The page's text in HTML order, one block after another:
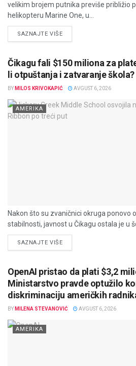
velikim brojem putnika previše približio
helikopteru Marine One, u...
SAZNAJTE VIŠEDETAILS
Čikagu fali $150 miliona za
li otpuštanja i zatvaranje škola?
BY MILOS KRIVOKAPIĆ AVGUST 6, 2026
AMERIKA
Nakon što su zvaničnici okruga ponovo
stabilnosti, javnost u Čikagu ostala je u
SAZNAJTE VIŠEDETAILS
OpenAI pristao da plati $3,2
Ministarstvo pravde optužilo
diskriminaciju američkih
BY MILENA STEVANOVIĆ AVGUST 6, 2026
AMERIKA